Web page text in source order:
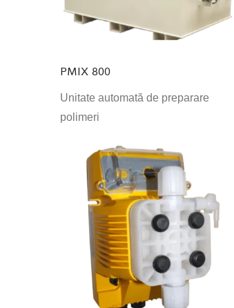
PMIX 800
Unitate automată de preparare
polimeri